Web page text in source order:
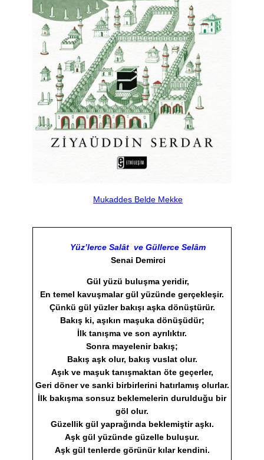
Mukaddes Belde Mekke
Yüz’lerce Salât ve Güllerce Selâm
Senai Demirci
Gül yüzü buluşma yeridir,
En temel kavuşmalar gül yüzünde gerçekleşir.
Çünkü gül yüzler bakışı aşka dönüştürür.
Bakış ki, aşıkın maşuka dönüşüdür;
İlk tanışma ve son ayrılıktır.
Sonra mayelenir bakış;
Bakış aşk olur, bakış vuslat olur.
Aşık ve maşuk tanışmaktan öte geçerler,
Geri döner ve sanki birbirlerini hatırlamış olurlar.
İlk bakışma sonsuz beklemelerin durulduğu bir
göl olur.
Güzellik gül yaprağında beklemiştir aşkı.
Aşk gül yüzünde güzelle buluşur.
Aşk gül tenlerde görünür kılar kendini.